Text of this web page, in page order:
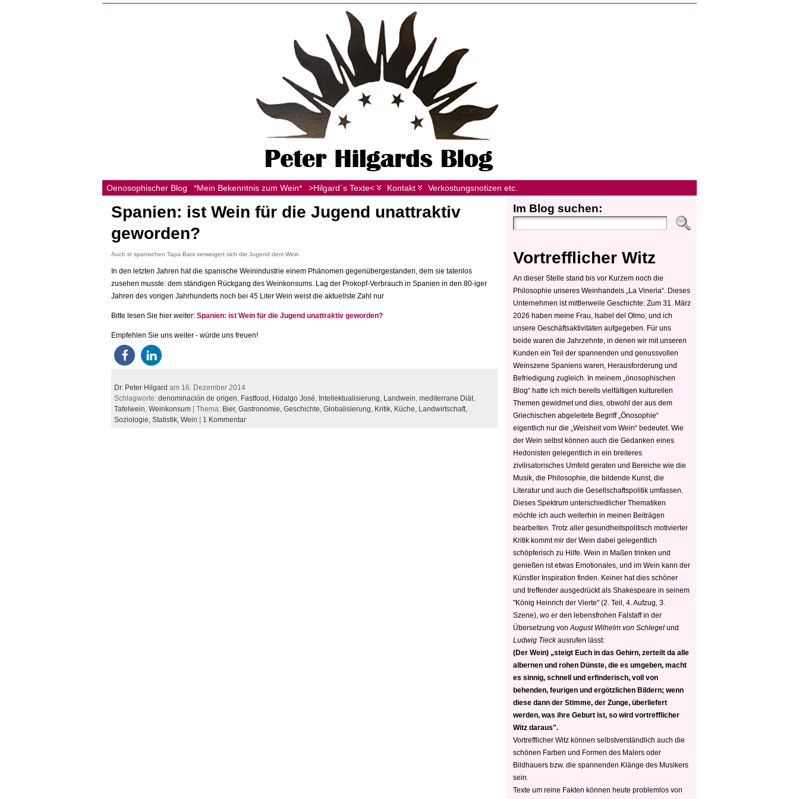
Oenosophischer Blog *Mein Bekenntnis zum Wein* >Hilgard´s Texte< Kontakt Verkostungsnotizen etc.
Spanien: ist Wein für die Jugend unattraktiv
geworden?
Auch in spanischen Tapa-Bars verweigert sich die Jugend dem Wein
In den letzten Jahren hat die spanische Weinindustrie einem Phänomen gegenübergestanden, dem sie tatenlos
zusehen musste: dem ständigen Rückgang des Weinkonsums. Lag der Prokopf-Verbrauch in Spanien in den 80-iger
Jahren des vorigen Jahrhunderts noch bei 45 Liter Wein weist die aktuellste Zahl nur
Bitte lesen Sie hier weiter: Spanien: ist Wein für die Jugend unattraktiv geworden?
Empfehlen Sie uns weiter - würde uns freuen!
Dr. Peter Hilgard am 16. Dezember 2014
Schlagworte: denominación de origen Fastfood Hidalgo José Intellektualisierung Landwein mediterrane Diät
Tafelwein Weinkonsum | Thema: Bier, Gastronomie, Geschichte, Globalisierung, Kritik, Küche, Landwirtschaft,
Soziologie, Statistik, Wein | 1 Kommentar
Im Blog suchen:
Vortrefflicher Witz
An dieser Stelle stand bis vor Kurzem noch die
Philosophie unseres Weinhandels „La Vineria“. Dieses
Unternehmen ist mittlerweile Geschichte: Zum 31. März
2026 haben meine Frau, Isabel del Olmo, und ich
unsere Geschäftsaktivitäten aufgegeben. Für uns
beide waren die Jahrzehnte, in denen wir mit unseren
Kunden ein Teil der spannenden und genussvollen
Weinszene Spaniens waren, Herausforderung und
Befriedigung zugleich. In meinem „önosophischen
Blog“ hatte ich mich bereits vielfältigen kulturellen
Themen gewidmet und dies, obwohl der aus dem
Griechischen abgeleitete Begriff „Önosophie“
eigentlich nur die „Weisheit vom Wein“ bedeutet. Wie
der Wein selbst können auch die Gedanken eines
Hedonisten gelegentlich in ein breiteres
zivilisatorisches Umfeld geraten und Bereiche wie die
Musik, die Philosophie, die bildende Kunst, die
Literatur und auch die Gesellschaftspolitik umfassen.
Dieses Spektrum unterschiedlicher Thematiken
möchte ich auch weiterhin in meinen Beiträgen
bearbeiten. Trotz aller gesundheitspolitisch motivierter
Kritik kommt mir der Wein dabei gelegentlich
schöpferisch zu Hilfe. Wein in Maßen trinken und
genießen ist etwas Emotionales, und im Wein kann der
Künstler Inspiration finden. Keiner hat dies schöner
und treffender ausgedrückt als Shakespeare in seinem
"König Heinrich der Vierte" (2. Teil, 4. Aufzug, 3.
Szene), wo er den lebensfrohen Falstaff in der
Übersetzung von August Wilhelm von Schlegel und
Ludwig Tieckausrufen lässt:
(Der Wein) „steigt Euch in das Gehirn, zerteilt da alle
albernen und rohen Dünste, die es umgeben, macht
es sinnig, schnell und erfinderisch, voll von
behenden, feurigen und ergötzlichen Bildern; wenn
diese dann der Stimme, der Zunge, überliefert
werden, was ihre Geburt ist, so wird vortrefflicher
Witz daraus".
Vortrefflicher Witz können selbstverständlich auch die
schönen Farben und Formen des Malers oder
Bildhauers bzw. die spannenden Klänge des Musikers
sein.
Texte um reine Fakten können heute problemlos von